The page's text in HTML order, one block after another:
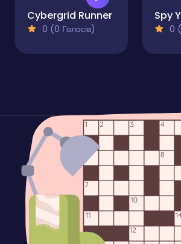
Cybergrid Runner
0 (0 Голосів) 0